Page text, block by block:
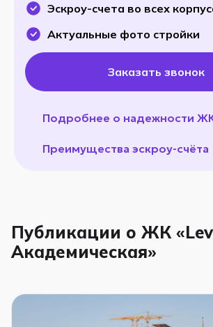
Эскроу-счета во всех
Актуальные фото стройки
Заказать звонок
Подробнее о надежности
Преимущества эскроу-счёта
Публикации о ЖК
Академическая»